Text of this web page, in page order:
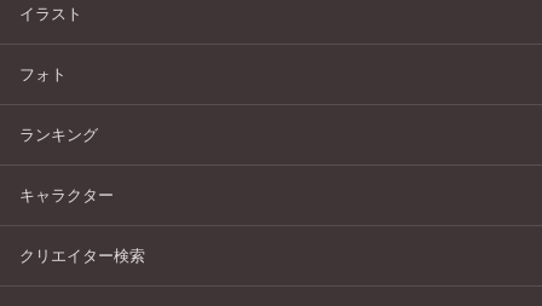
イラスト
フォト
ランキング
キャラクター
クリエイター検索